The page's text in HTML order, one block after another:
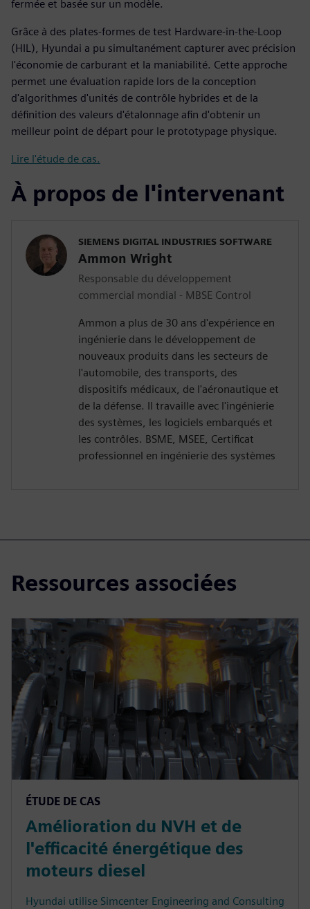
fermée et basée sur un modèle.
Grâce à des plates-formes de test Hardware-in-the-Loop
(HIL), Hyundai a pu simultanément capturer avec précision
l'économie de carburant et la maniabilité. Cette approche
permet une évaluation rapide lors de la conception
d'algorithmes d'unités de contrôle hybrides et de la
définition des valeurs d'étalonnage afin d'obtenir un
meilleur point de départ pour le prototypage physique.
Lire l'étude de cas.
À propos de l'intervenant
SIEMENS DIGITAL INDUSTRIES SOFTWARE
Ammon Wright
Responsable du développement
commercial mondial - MBSE Control
Ammon a plus de 30 ans d'expérience en
ingénierie dans le développement de
nouveaux produits dans les secteurs de
l'automobile, des transports, des
dispositifs médicaux, de l'aéronautique et
de la défense. Il travaille avec l'ingénierie
des systèmes, les logiciels embarqués et
les contrôles. BSME, MSEE, Certificat
professionnel en ingénierie des systèmes
Ressources associées
ÉTUDE DE CAS
Amélioration du NVH et de
l'efficacité énergétique des
moteurs diesel
Hyundai utilise Simcenter Engineering and Consulting